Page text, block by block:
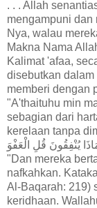
. . . Allah
mengampuni dan
Nya, walau
Makna Nama
Kalimat 'afaa,
disebutkan dalam
memberi dengan
"A'thaituhu min
sebagian dari
kerelaan tanpa
يُنْفِقُونَ قُلِ الْعَفْوَ
"Dan mereka
nafkahkan.
Al-Baqarah: 219)
keridhaan.